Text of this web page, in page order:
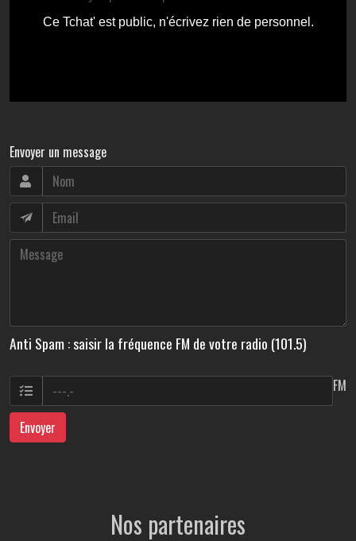
Envoyer un message
Anti Spam : saisir la fréquence FM de votre radio (101.5)
FM
Envoyer
Nos partenaires